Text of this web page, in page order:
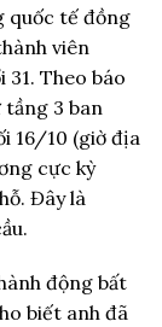
quốc tế đồng
viên
Theo báo
3 ban
16/10 (giờ địa
cực kỳ
Đây là
động bất
biết anh đã